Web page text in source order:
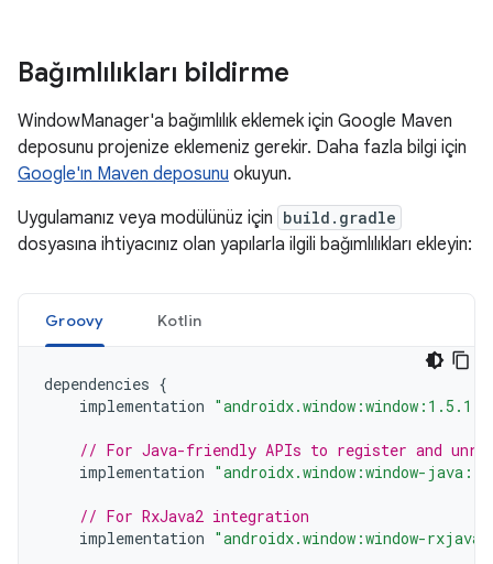
Bağımlılıkları bildirme
WindowManager'a bağımlılık eklemek için Google Maven
deposunu projenize eklemeniz gerekir. Daha fazla bilgi için
Google'ın Maven deposunu okuyun.
Uygulamanız veya modülünüz için build.gradle
dosyasına ihtiyacınız olan yapılarla ilgili bağımlılıkları ekleyin:
Groovy Kotlin
dependencies {
implementation "androidx.window:window:1.5.1"
// For Java-friendly APIs to register and
implementation "androidx.window:window-
// For RxJava2 integration
implementation "androidx.window:window-